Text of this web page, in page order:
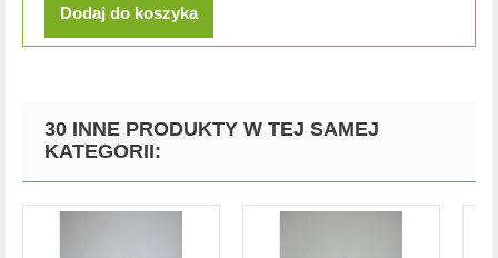
Dodaj do koszyka
30 INNE PRODUKTY W TEJ SAMEJ
KATEGORII: